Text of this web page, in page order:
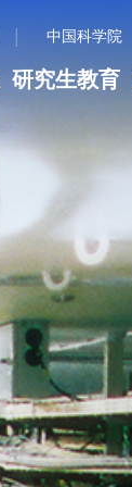
| 中国科学院
研究生教育